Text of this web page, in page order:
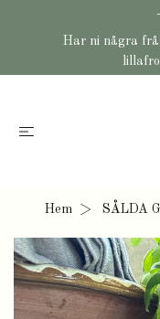
Har ni några
Hem SÅLDA